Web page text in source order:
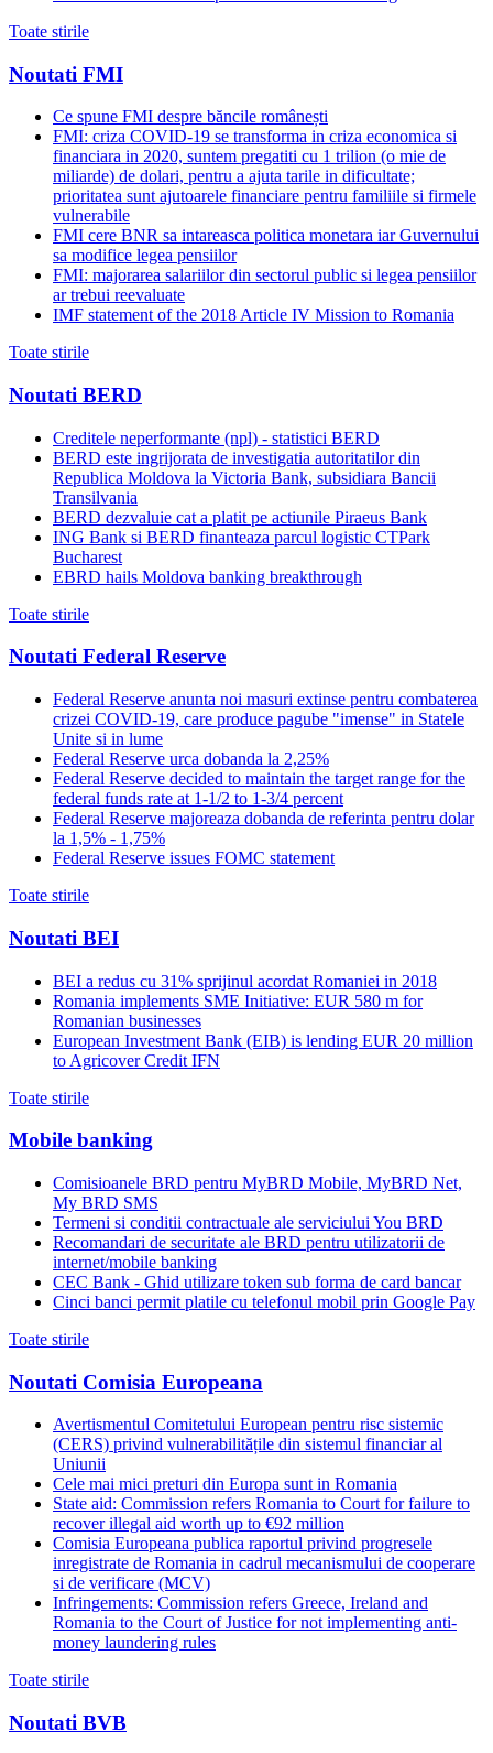
Toate stirile
Noutati FMI
Ce spune FMI despre băncile românești
FMI: criza COVID-19 se transforma in criza economica si
financiara in 2020, suntem pregatiti cu 1 trilion (o mie de
miliarde) de dolari, pentru a ajuta tarile in dificultate;
prioritatea sunt ajutoarele financiare pentru familiile si firmele
vulnerabile
FMI cere BNR sa intareasca politica monetara iar Guvernului
sa modifice legea pensiilor
FMI: majorarea salariilor din sectorul public si legea pensiilor
ar trebui reevaluate
IMF statement of the 2018 Article IV Mission to Romania
Toate stirile
Noutati BERD
Creditele neperformante (npl) - statistici BERD
BERD este ingrijorata de investigatia autoritatilor din
Republica Moldova la Victoria Bank, subsidiara Bancii
Transilvania
BERD dezvaluie cat a platit pe actiunile Piraeus Bank
ING Bank si BERD finanteaza parcul logistic CTPark
Bucharest
EBRD hails Moldova banking breakthrough
Toate stirile
Noutati Federal Reserve
Federal Reserve anunta noi masuri extinse pentru combaterea
crizei COVID-19, care produce pagube "imense" in Statele
Unite si in lume
Federal Reserve urca dobanda la 2,25%
Federal Reserve decided to maintain the target range for the
federal funds rate at 1-1/2 to 1-3/4 percent
Federal Reserve majoreaza dobanda de referinta pentru dolar
la 1,5% - 1,75%
Federal Reserve issues FOMC statement
Toate stirile
Noutati BEI
BEI a redus cu 31% sprijinul acordat Romaniei in 2018
Romania implements SME Initiative: EUR 580 m for
Romanian businesses
European Investment Bank (EIB) is lending EUR 20 million
to Agricover Credit IFN
Toate stirile
Mobile banking
Comisioanele BRD pentru MyBRD Mobile, MyBRD Net,
My BRD SMS
Termeni si conditii contractuale ale serviciului You BRD
Recomandari de securitate ale BRD pentru utilizatorii de
internet/mobile banking
CEC Bank - Ghid utilizare token sub forma de card bancar
Cinci banci permit platile cu telefonul mobil prin Google Pay
Toate stirile
Noutati Comisia Europeana
Avertismentul Comitetului European pentru risc sistemic
(CERS) privind vulnerabilitățile din sistemul financiar al
Uniunii
Cele mai mici preturi din Europa sunt in Romania
State aid: Commission refers Romania to Court for failure to
recover illegal aid worth up to €92 million
Comisia Europeana publica raportul privind progresele
inregistrate de Romania in cadrul mecanismului de cooperare
si de verificare (MCV)
Infringements: Commission refers Greece, Ireland and
Romania to the Court of Justice for not implementing anti-
money laundering rules
Toate stirile
Noutati BVB